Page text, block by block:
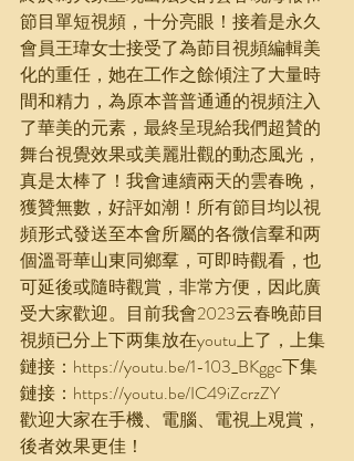
節目單短視頻，十分亮眼！接着是永久
會員王瑋女士接受了為莭目視頻編輯美
化的重任，她在工作之餘傾注了大量時
間和精力，為原本普普通通的視頻注入
了華美的元素，最終呈現給我們超賛的
舞台視覺效果或美麗壯觀的動态風光，
真是太棒了！我會連續兩天的雲春晚，
獲贊無數，好評如潮！所有節目均以視
頻形式發送至本會所屬的各微信羣和两
個溫哥華山東同鄉羣，可即時觀看，也
可延後或隨時觀賞，非常方便，因此廣
受大家歡迎。目前我會2023云春晚莭目
視頻已分上下两集放在youtu上了，上集
鏈接：https://youtu.be/1-103_BKggc下集
鏈接：https://youtu.be/IC49iZcrzZY
歡迎大家在手機、電腦、電視上覌賞，
後者效果更佳！